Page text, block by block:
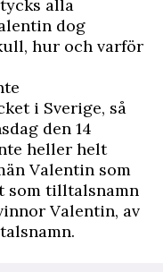
alla
dog
hur och varför
i Sverige, så
den 14
heller helt
Valentin som
som tilltalsnamn
Valentin, av